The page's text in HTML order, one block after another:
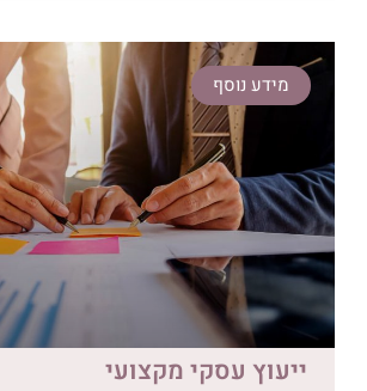
מידע נוסף
ייעוץ עסקי מקצועי